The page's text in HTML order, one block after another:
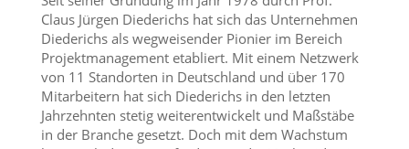
Claus Jürgen Diederichs hat sich das Unternehmen
Diederichs als wegweisender Pionier im Bereich
Projektmanagement etabliert. Mit einem Netzwerk
von 11 Standorten in Deutschland und über 170
Mitarbeitern hat sich Diederichs in den letzten
Jahrzehnten stetig weiterentwickelt und Maßstäbe
in der Branche gesetzt. Doch mit dem Wachstum